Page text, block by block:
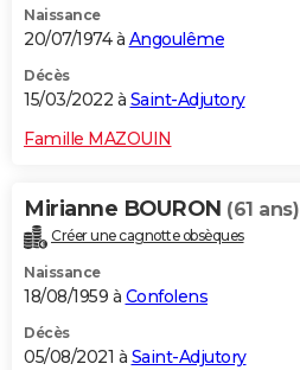
Naissance
20/07/1974 à Angoulême
Décès
15/03/2022 à Saint-Adjutory
Famille MAZOUIN
Mirianne BOURON (61 ans)
Créer une cagnotte obsèques
Naissance
18/08/1959 à Confolens
Décès
05/08/2021 à Saint-Adjutory